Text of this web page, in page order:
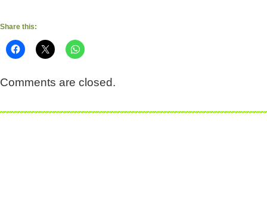
Share this:
Comments are closed.